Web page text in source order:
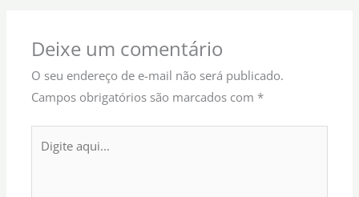
Deixe um comentário
O seu endereço de e-mail não será publicado.
Campos obrigatórios são marcados com *
aqui...